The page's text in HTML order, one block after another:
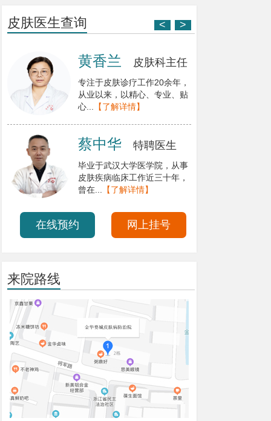
皮肤医生查询 >
<
倪华英 皮肤科主任
倪华英，毕业于温州医学院临
床医学专业，现为金华皮肤病
防治...
【了解详情】
熊志 皮肤科主任
毕业于湖北医科大学，从事皮
肤病临床工作20余年，对皮肤
疾...
【了解详情】
在线预约 网上挂号
来院路线